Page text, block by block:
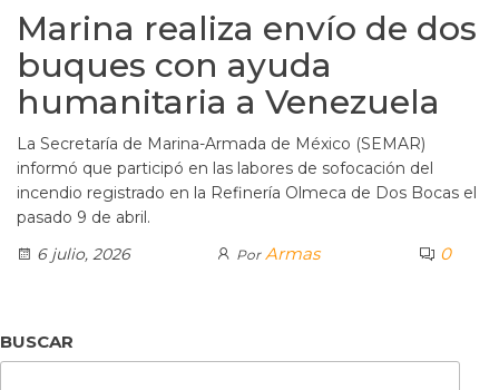
Marina realiza envío de dos
buques con ayuda
humanitaria a Venezuela
La Secretaría de Marina-Armada de México (SEMAR)
informó que participó en las labores de sofocación del
incendio registrado en la Refinería Olmeca de Dos Bocas el
pasado 9 de abril.
6 julio, 2026
Por Armas 0
BUSCAR